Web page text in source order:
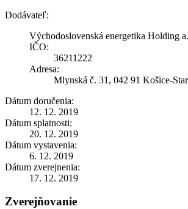
Dodávateľ:
Východoslovenská energetika Holding
IČO:
36211222
Adresa:
Mlynská č. 31, 042 91 Košice-
Dátum doručenia:
12. 12. 2019
Dátum splatnosti:
20. 12. 2019
Dátum vystavenia:
6. 12. 2019
Dátum zverejnenia:
17. 12. 2019
Zverejňovanie